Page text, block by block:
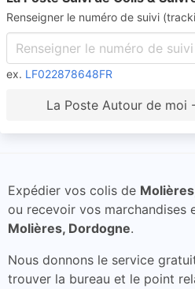
Renseigner le numéro de suivi
ex. LF022878648FR
La Poste Autour de moi
Expédier vos colis de
ou recevoir vos marchandises
Molières, Dordogne.
Nous donnons le service
trouver la bureau et le point